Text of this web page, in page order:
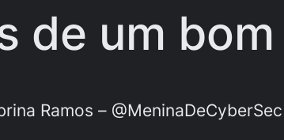
de um
Ramos – @MeninaDeCyberSec